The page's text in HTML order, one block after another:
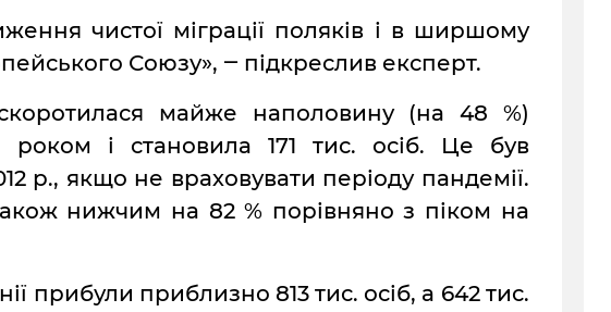
чистої міграції поляків і в ширшому
Союзу», ‒ підкреслив експерт.
майже наполовину (на 48 %)
роком і становила 171 тис. осіб. Це був
р., якщо не враховувати періоду пандемії.
нижчим на 82 % порівняно з піком на
прибули приблизно 813 тис. осіб, а 642 тис.